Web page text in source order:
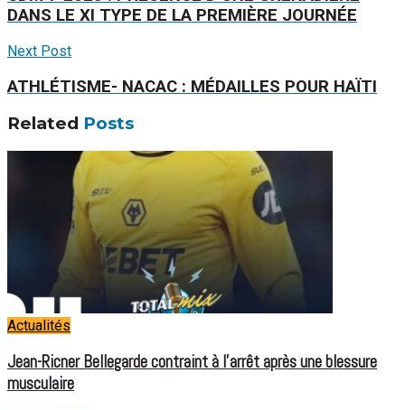
DANS LE XI TYPE DE LA PREMIÈRE JOURNÉE
Next Post
ATHLÉTISME- NACAC : MÉDAILLES POUR HAÏTI
Related Posts
Actualités
Jean-Ricner Bellegarde contraint à l’arrêt après une blessure
musculaire